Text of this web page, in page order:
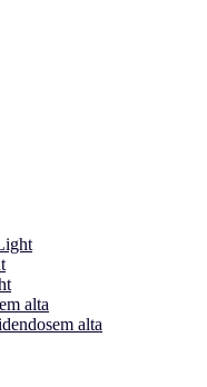
em alta
em alta